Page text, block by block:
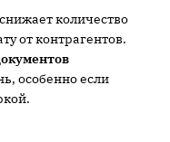
количество
от контрагентов.
особенно если